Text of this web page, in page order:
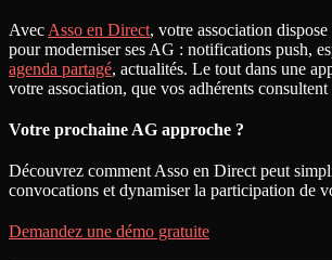
AvecAsso en Direct, votre association
pour moderniser ses AG : notifications push,
agenda partagé, actualités. Le tout dans une
votre association, que vos adhérents
Votre prochaine AG approche ?
Découvrez comment Asso en Direct peut
convocations et dynamiser la participation de
Demandez une démo gratuite